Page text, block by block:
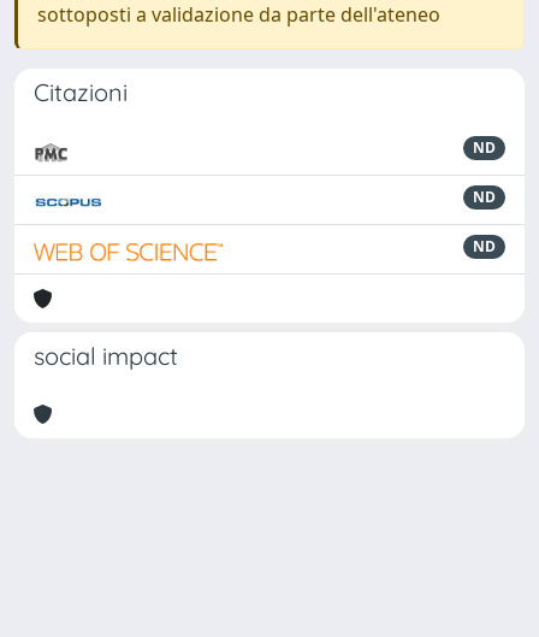
sottoposti a validazione da parte dell'ateneo
Citazioni
ND
ND
ND
social impact